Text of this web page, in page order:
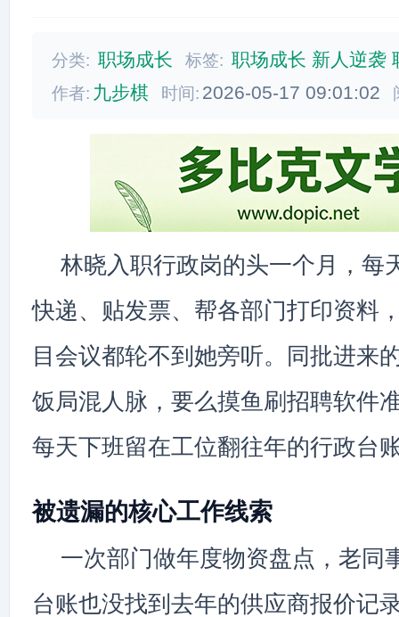
分类: 职场成长 标签: 职场成长 新人逆袭
作者: 九步棋 时间: 2026-05-17 09:01:02
林晓入职行政岗的头一个月，每
快递、贴发票、帮各部门打印资料
目会议都轮不到她旁听。同批进来
饭局混人脉，要么摸鱼刷招聘软件
每天下班留在工位翻往年的行政台
被遗漏的核心工作线索
一次部门做年度物资盘点，老同
台账也没找到去年的供应商报价记